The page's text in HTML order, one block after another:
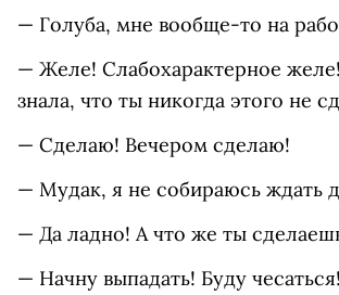
— Голуба, мне вообще-то на
— Желе! Слабохарактерное
знала, что ты никогда этого не
— Сделаю! Вечером сделаю!
— Мудак, я не собираюсь ждать
— Да ладно! А что же ты
— Начну выпадать! Буду